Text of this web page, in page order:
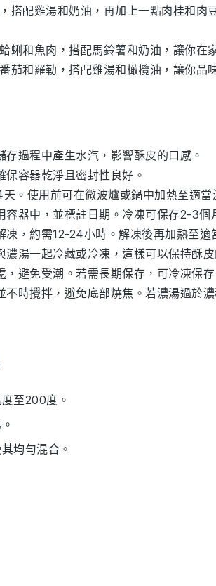
，搭配雞湯和奶油 ，再加上一點肉桂和肉
蛤蜊和魚肉 ，搭配馬鈴薯和奶油 ，讓你在
番茄和羅勒 ，搭配雞湯和橄欖油 ，讓你品
存過程中產生水汽，影響酥皮的口感。
保容器乾淨且密封性良好。
。使用前可在微波爐或鍋中加熱至適當
容器中，並標註日期。冷凍可保存2-3個
凍，約需12-24小時。解凍後再加熱至適
濃湯一起冷藏或冷凍，這樣可以保持酥皮
避免受潮。若需長期保存，可冷凍保
不時攪拌，避免底部燒焦。若濃湯過於
至200度。
均勻混合。